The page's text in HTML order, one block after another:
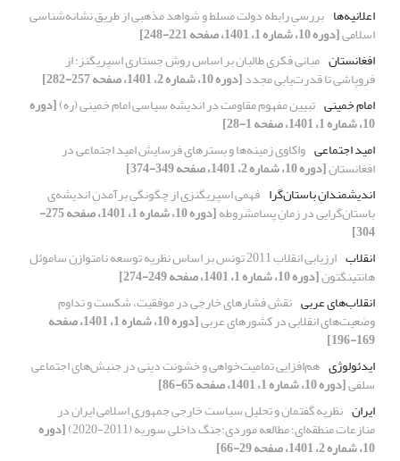
اعلانیه‌ها بررسیِ رابطه دولت مسلط و شواهد مذهبی از طریقِ نشانه‌شناسی
اسلامی[دوره 10، شماره 1، 1401، صفحه 221-248]
افغانستان مبانی فکری طالبان بر اساس روش جستاری اسپریگنز؛ از
فروپاشی تا قدرت‌یابی مجدد[دوره 10، شماره 2، 1401، صفحه 257-282]
امام خمینی تبیین مفهوم مقاومت در اندیشه سیاسی امام خمینی (ره)[دوره
10، شماره 1، 1401، صفحه 1-28]
امید اجتماعی واکاوی زمینه‌ها و بسترهای فرسایش امید اجتماعی در
افغانستان[دوره 10، شماره 2، 1401، صفحه 349-374]
اندیشمندانِ باستان‌گرا فهمی اسپریگنزی از چگونگیِ برآمدنِ اندیشه‌ی
باستان‌گرایی در زمانِ پسامشروطه [دوره 10، شماره 1، 1401، صفحه 275-
304]
انقلاب
ارزیابی انقلاب 2011 تونس بر اساس نظریه توسعه نامتوازن ساموئل
هانتینگتون[دوره 10، شماره 1، 1401، صفحه 249-274]
انقلاب‌های عربی نقش فشارهای خارجی در موفقیت، شکست و تداوم
وضعیت‌های انقلابی در کشورهای عربی [دوره 10، شماره 1، 1401، صفحه
169-196]
ایدئولوژی هم‌افزایی تمامیت‌خواهی و خشونت دینی در جنبش‌های اجتماعی
سلفی[دوره 10، شماره 1، 1401، صفحه 65-86]
ایران نظریه گفتمان و تحلیل سیاست خارجی جمهوری اسلامی ایران در
منازعات منطقه‌ای؛ مطالعه موردی:جنگ داخلی سوریه (2011-2020) [دوره
10، شماره 2، 1401، صفحه 29-66]